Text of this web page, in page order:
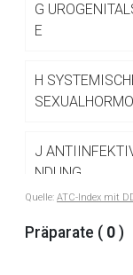
G
E
H
J
NDUNG
RENDE MITTEL
Quelle: ATC-Index mit
Präparate ( 0 )